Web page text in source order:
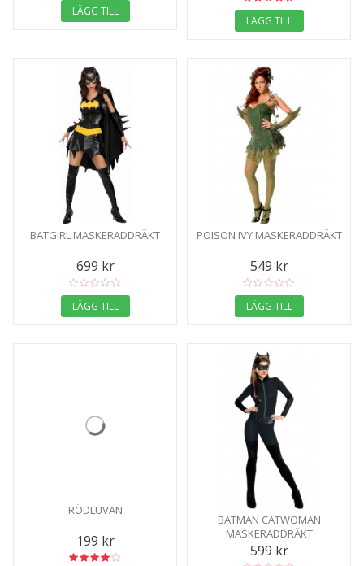
LÄGG TILL
LÄGG TILL
BATGIRL MASKERADDRÄKT
699 kr
LÄGG TILL
POISON IVY MASKERADDRÄKT
549 kr
LÄGG TILL
RÖDLUVAN
199 kr
BATMAN CATWOMAN
MASKERADDRÄKT
599 kr